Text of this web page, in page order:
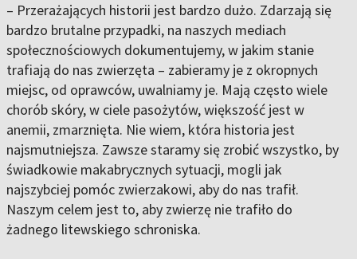
– Przerażających historii jest bardzo dużo. Zdarzają się
bardzo brutalne przypadki, na naszych mediach
społecznościowych dokumentujemy, w jakim stanie
trafiają do nas zwierzęta – zabieramy je z okropnych
miejsc, od oprawców, uwalniamy je. Mają często wiele
chorób skóry, w ciele pasożytów, większość jest w
anemii, zmarznięta. Nie wiem, która historia jest
najsmutniejsza. Zawsze staramy się zrobić wszystko, by
świadkowie makabrycznych sytuacji, mogli jak
najszybciej pomóc zwierzakowi, aby do nas trafił.
Naszym celem jest to, aby zwierzę nie trafiło do
żadnego litewskiego schroniska.